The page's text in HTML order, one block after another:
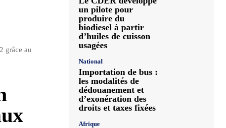
grâce au
un pilote pour
produire du
biodiesel à partir
d’huiles de cuisson
usagées
National
Importation de bus :
les modalités de
dédouanement et
d’exonération des
droits et taxes fixées
Afrique